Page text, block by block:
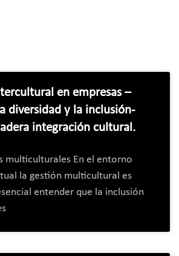
en empresas –
diversidad y la inclusión-
integración cultural.
multiculturales En el entorno
la gestión multicultural es
entender que la inclusión